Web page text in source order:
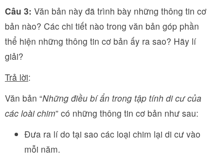
Câu 3: Văn bản này đã trình bày những thông tin cơ
bản nào? Các chi tiết nào trong văn bản góp phần
thể hiện những thông tin cơ bản ấy ra sao? Hãy lí
giải?
Trả lời:
Văn bản “Những điều bí ẩn trong tập tính di cư của
các loài chim” có những thông tin cơ bản như sau:
Đưa ra lí do tại sao các loại chim lại di cư vào
mỗi năm.